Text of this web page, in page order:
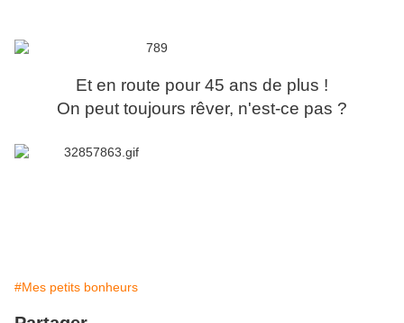
Et en route pour 45 ans de plus !
On peut toujours rêver, n'est-ce pas ?
#Mes petits bonheurs